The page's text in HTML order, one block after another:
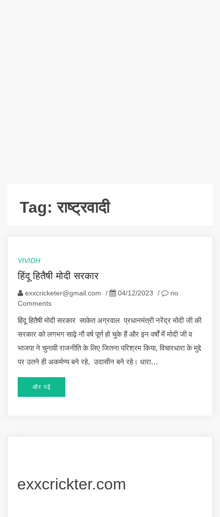
Tag:राष्ट्रवादी
VIVIDH
हिंदू हितैषी मोदी सरकार
exxcricketer@gmail.com / 04/12/2023 /
no
Comments
हिंदू हितैषी मोदी सरकार साकेत अग्रवाल प्रधानमंत्री नरेंद्र मोदी जी की
सरकार को लगभग साढ़े नौ वर्ष पूर्ण हो चुके हैं और इन वर्षों में मोदी जी व
भाजपा ने चुनावी राजनीति के लिए जितना परिश्रम किया, विचारधारा के मुद्दे
पर उतने ही अकर्मण्य बने रहे, उदासीन बने रहे। धारा…
और पढ़ें
exxcrickter.com